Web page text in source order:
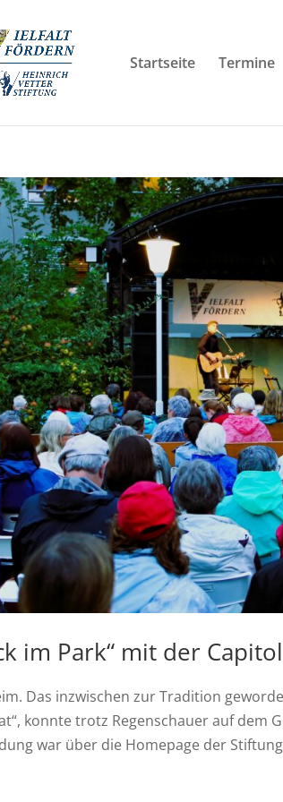
Startseite Termine
im Park“ mit der
Das inzwischen zur Tradition
konnte trotz Regenschauer auf dem
war über die Homepage der